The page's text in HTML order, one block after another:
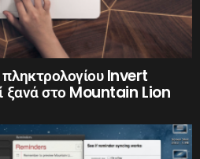
Invert
ξανά στο Mountain Lion